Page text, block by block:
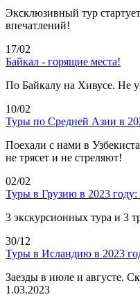
Эксклюзивный тур
впечатлений!
17/02
Байкал - горящие места!
По Байкалу на Хивусе. Не
10/02
Туры по Средней Азии в
Поехали с нами в
не трясет и не стреляют!
02/02
Туры в Грузию в 2023
3 экскурсионных тура и 3
30/12
Туры в Исландию в 2023
Заезды в июле и августе.
1.03.2023